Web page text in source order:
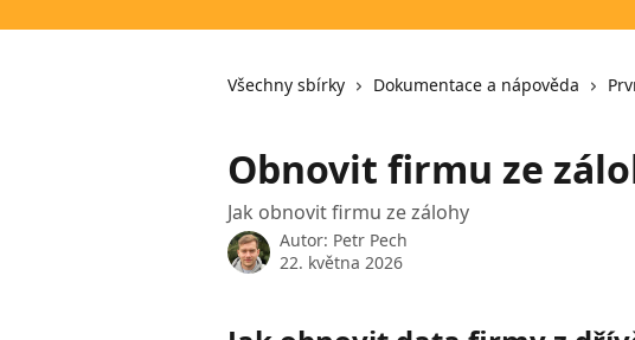
Všechny sbírky Dokumentace a nápověda
Obnovit firmu ze
Jak obnovit firmu ze zálohy
Autor: Petr Pech
22. května 2026